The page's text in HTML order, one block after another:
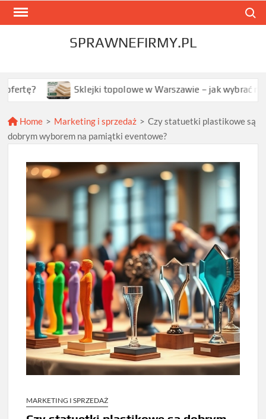
Skip
SPRAWNEFIRMY.PL
Sklejki topolowe w Warszawie – jak wybrać najlepszą
Home > Marketing i sprzedaż > Czy statuetki plastikowe są
dobrym wyborem na pamiątki eventowe?
MARKETING I SPRZEDAŻ